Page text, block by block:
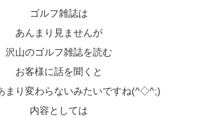
ゴルフ雑誌は
あんまり見ませんが
沢山のゴルフ雑誌を読む
お客様に話を聞くと
まり変わらないみたいですね(^◇^;)
内容としては